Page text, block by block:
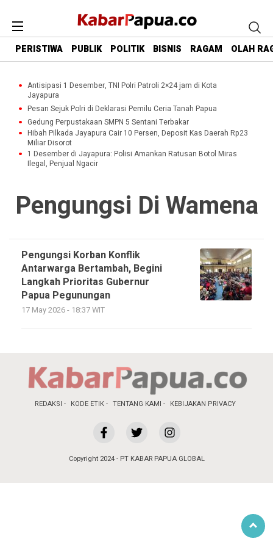
PERISTIWA PUBLIK POLITIK BISNIS RAGAM OLAH
Antisipasi 1 Desember, TNI Polri Patroli 2×24 jam di Kota
Jayapura
Pesan Sejuk Polri di Deklarasi Pemilu Ceria Tanah Papua
Gedung Perpustakaan SMPN 5 Sentani Terbakar
Hibah Pilkada Jayapura Cair 10 Persen, Deposit Kas Daerah Rp23
Miliar Disorot
1 Desember di Jayapura: Polisi Amankan Ratusan Botol Miras
Ilegal, Penjual Ngacir
Pengungsi Di Wamena
Pengungsi Korban Konflik
Antarwarga Bertambah, Begini
Langkah Prioritas Gubernur
Papua Pegunungan
17 May 2026 - 18:37 WIT
REDAKSI KODE ETIK TENTANG KAMI KEBIJAKAN PRIVACY
Copyright 2024 - PT KABAR PAPUA GLOBAL